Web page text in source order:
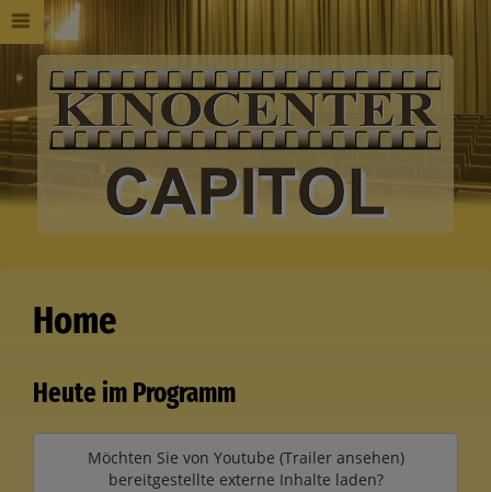
Home
Heute im Programm
Möchten Sie von Youtube (Trailer ansehen)
bereitgestellte externe Inhalte laden?